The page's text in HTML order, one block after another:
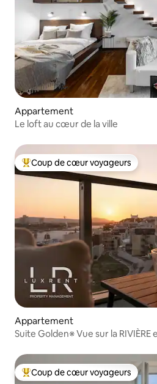
Appartement
Le loft au cœur de la ville
Coups de cœur voyageurs les plus
Coup de cœur voyageurs
Appartement
Suite Golden※ Vue sur la RIVIÈRE
Coups de cœur voyageurs les plus
Coup de cœur voyageurs